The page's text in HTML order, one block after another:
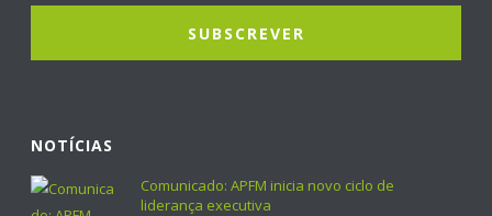
NOTÍCIAS
Comunicado: APFM inicia novo ciclo de
liderança executiva